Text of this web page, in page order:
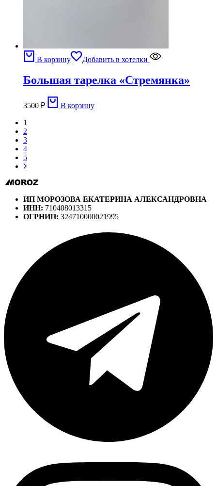
В корзину Добавить в хотелки
Большая тарелка «Стремянка»
3500 ₽ В корзину
1
2
3
4
5
ИП МОРОЗОВА ЕКАТЕРИНА АЛЕКСАНДРОВНА
ИНН: 710408013315
ОГРНИП: 324710000021995